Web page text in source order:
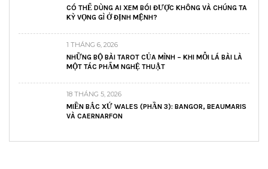
CÓ THỂ DÙNG AI XEM BÓI ĐƯỢC KHÔNG VÀ CHÚNG TA
KỲ VỌNG GÌ Ở ĐỊNH MỆNH?
1 THÁNG 6, 2026
NHỮNG BỘ BÀI TAROT CỦA MÌNH – KHI MỖI LÁ BÀI LÀ
MỘT TÁC PHẨM NGHỆ THUẬT
18 THÁNG 5, 2026
MIỀN BẮC XỨ WALES (PHẦN 3): BANGOR, BEAUMARIS
VÀ CAERNARFON